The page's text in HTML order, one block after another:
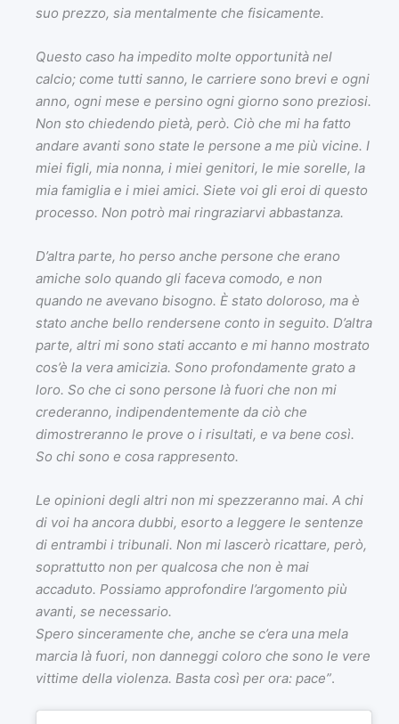
suo prezzo, sia mentalmente che fisicamente.
Questo caso ha impedito molte opportunità nel
calcio; come tutti sanno, le carriere sono brevi e ogni
anno, ogni mese e persino ogni giorno sono preziosi.
Non sto chiedendo pietà, però. Ciò che mi ha fatto
andare avanti sono state le persone a me più vicine. I
miei figli, mia nonna, i miei genitori, le mie sorelle, la
mia famiglia e i miei amici. Siete voi gli eroi di questo
processo. Non potrò mai ringraziarvi abbastanza.
D’altra parte, ho perso anche persone che erano
amiche solo quando gli faceva comodo, e non
quando ne avevano bisogno. È stato doloroso, ma è
stato anche bello rendersene conto in seguito. D’altra
parte, altri mi sono stati accanto e mi hanno mostrato
cos’è la vera amicizia. Sono profondamente grato a
loro. So che ci sono persone là fuori che non mi
crederanno, indipendentemente da ciò che
dimostreranno le prove o i risultati, e va bene così.
So chi sono e cosa rappresento.
Le opinioni degli altri non mi spezzeranno mai. A chi
di voi ha ancora dubbi, esorto a leggere le sentenze
di entrambi i tribunali. Non mi lascerò ricattare, però,
soprattutto non per qualcosa che non è mai
accaduto. Possiamo approfondire l’argomento più
avanti, se necessario.
Spero sinceramente che, anche se c’era una mela
marcia là fuori, non danneggi coloro che sono le vere
vittime della violenza. Basta così per ora: pace”.